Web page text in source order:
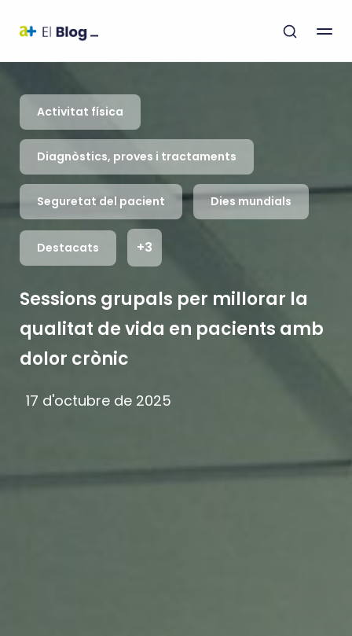
Activitat física
Diagnòstics, proves i tractaments
Seguretat del pacient Dies mundials
Destacats +3
Sessions grupals per millorar la
qualitat de vida en pacients amb
dolor crònic
17 d'octubre de 2025